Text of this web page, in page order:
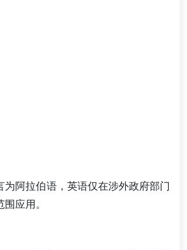
为阿拉伯语，英语仅在涉外政府部门
应用。